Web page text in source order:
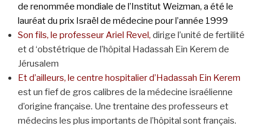
de renommée mondiale de l’Institut Weizman, a été le
lauréat du prix Israël de médecine pour l’année 1999
Son fils, le professeur Ariel Revel, dirige l’unité de fertilité
et d ‘obstétrique de l’hôpital Hadassah Ein Kerem de
Jérusalem
Et d’ailleurs, le centre hospitalier d’Hadassah Ein Kerem
est un fief de gros calibres de la médecine israélienne
d’origine française. Une trentaine des professeurs et
médecins les plus importants de l’hôpital sont français.